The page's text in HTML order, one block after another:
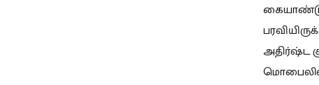
அதிர்ஷ்ட